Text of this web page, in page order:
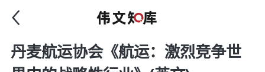
丹麦航运协会《航运：激烈竞争世